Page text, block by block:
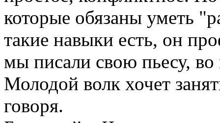
которые обязаны уметь
такие навыки есть, он
мы писали свою пьесу,
Молодой волк хочет
говоря.